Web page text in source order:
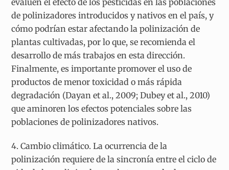
evalúen el efecto de los pesticidas en las poblaciones
de polinizadores introducidos y nativos en el país, y
cómo podrían estar afectando la polinización de
plantas cultivadas, por lo que, se recomienda el
desarrollo de más trabajos en esta dirección.
Finalmente, es importante promover el uso de
productos de menor toxicidad o más rápida
degradación (Dayan et al., 2009; Dubey et al., 2010)
que aminoren los efectos potenciales sobre las
poblaciones de polinizadores nativos.
4. Cambio climático. La ocurrencia de la
polinización requiere de la sincronía entre el ciclo de